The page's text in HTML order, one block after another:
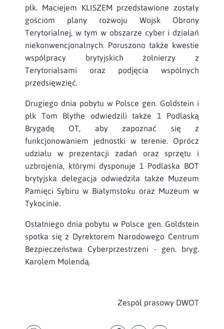
płk. Maciejem KLISZEM przedstawione zostały
gościom plany rozwoju Wojsk Obrony
Terytorialnej, w tym w obszarze cyber i działań
niekonwencjonalnych. Poruszono także kwestie
współpracy brytyjskich żołnierzy z
Terytorialsami oraz podjęcia wspólnych
przedsięwzięć.
Drugiego dnia pobytu w Polsce gen. Goldstein i
płk Tom Blythe odwiedzili także 1 Podlaską
Brygadę OT, aby zapoznać się z
funkcjonowaniem jednostki w terenie. Oprócz
udziału w prezentacji zadań oraz sprzętu i
uzbrojenia, którymi dysponuje 1 Podlaska BOT
brytyjska delegacja odwiedziła także Muzeum
Pamięci Sybiru w Białymstoku oraz Muzeum w
Tykocinie.
Ostatniego dnia pobytu w Polsce gen. Goldstein
spotka się z Dyrektorem Narodowego Centrum
Bezpieczeństwa Cyberprzestrzeni - gen. bryg.
Karolem Molendą.
Zespół prasowy DWOT